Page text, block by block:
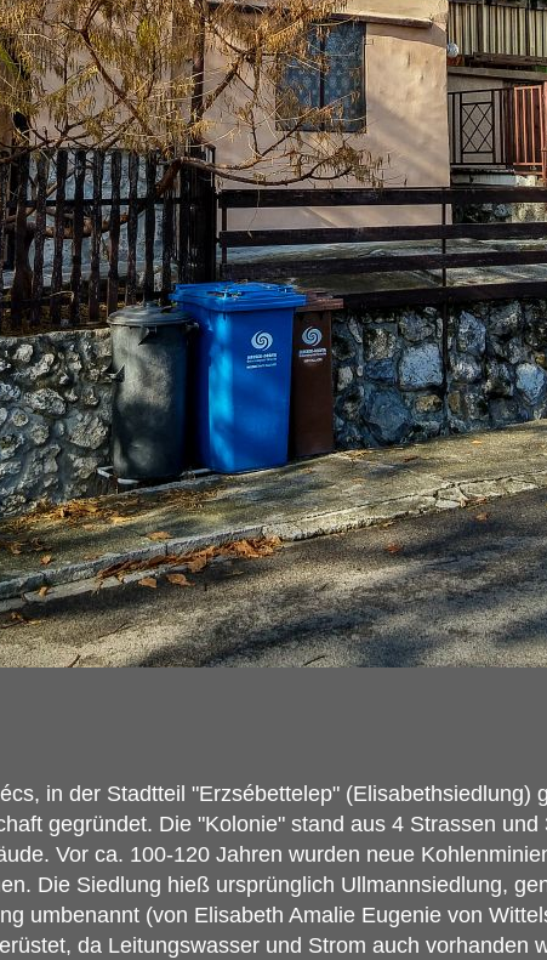
in der Stadtteil "Erzsébettelep" (Elisabethsiedlung)
gegründet. Die "Kolonie" stand aus 4 Strassen
Vor ca. 100-120 Jahren wurden neue
Die Siedlung hieß ursprünglich Ullmannsiedlung,
umbenannt (von Elisabeth Amalie Eugenie von
da Leitungswasser und Strom auch vorhanden